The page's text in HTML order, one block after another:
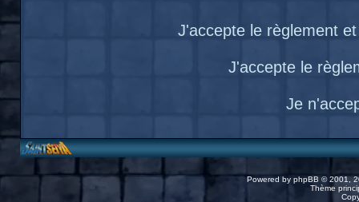
J'accepte le règlement
J'accepte le
Je
Powered by phpBB © 2001,
Thème